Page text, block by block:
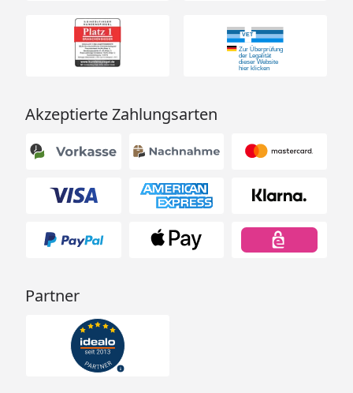
Akzeptierte Zahlungsarten
Partner